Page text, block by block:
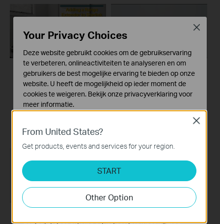
How to Configure a
Range Extender for
Starlink
How to Set up TP-
Link Range Extender
RE450 via Tether
App
From United States?
Get products, events and services for your region.
START
Other Option
Close
Your Privacy Choices
Deze website gebruikt cookies om de gebruikservaring
te verbeteren, onlineactiviteiten te analyseren en om
gebruikers de best mogelijke ervaring te bieden op onze
website. U heeft de mogelijkheid op ieder moment de
cookies te weigeren. Bekijk onze privacyverklaringvoor
meer informatie.
Deze cookies zijn noodzakelijk voor de werking van de
website en kunnen niet worden uitgeschakeld.
Analyse en Marketing Cookies
Cookies voor analyse geven ons de mogelijkheid uw
activiteiten op onze website te volgen en zo de
functionaliteit van de website aan te passen en te
verbeteren.
Close